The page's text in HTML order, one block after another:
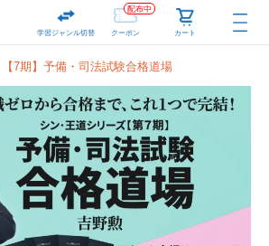
学習ジャンル切替 クーポン
配布中
カート
【7期】予備・司法試験合格道場